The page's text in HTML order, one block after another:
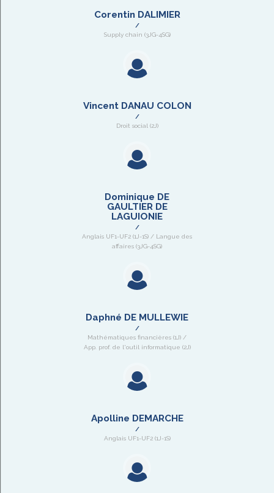
Corentin DALIMIER
Supply chain (3JG-4SG)
Vincent DANAU COLON
Droit social (2J)
Dominique DE
GAULTIER DE
LAGUIONIE
Anglais UF1-UF2 (1J-1S) / Langue des
affaires (3JG-4SG)
Daphné DE MULLEWIE
Mathématiques financières (1J) /
App. prof. de l'outil informatique (2J)
Apolline DEMARCHE
Anglais UF1-UF2 (1J-1S)